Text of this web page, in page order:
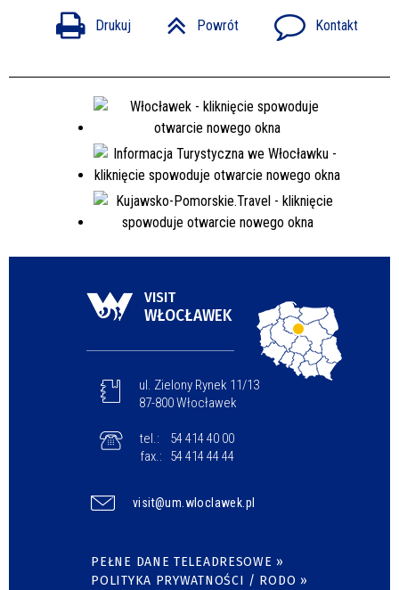
Drukuj Powrót Kontakt
VISIT
WŁOCŁAWEK
ul. Zielony Rynek 11/13
87-800 Włocławek
tel.:
54 414 40 00
fax.:
54 414 44 44
visit@um.wloclawek.pl
PEŁNE DANE TELEADRESOWE »
POLITYKA PRYWATNOŚCI / RODO »